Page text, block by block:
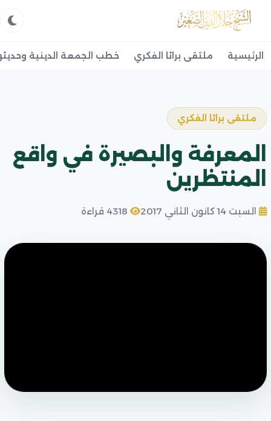
الرئيسية ملتقى براثا الفكري خطب الجمعة الدينية
ملتقى براثا الفكري
المعرفة والبصيرة في واقع
المنتظرين
السبت 14 كانون الثاني 2017